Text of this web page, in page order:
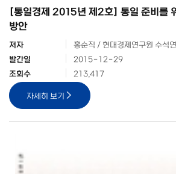
[통일경제 2015년 제2호] 통일 준비를
방안
저자
홍순직 / 현대경제연구원 수석
발간일
2015-12-29
조회수
213,417
자세히 보기